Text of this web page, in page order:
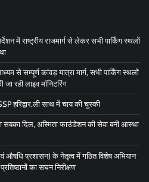
में राष्ट्रीय राजमार्ग से लेकर सभी पार्किंग स्थलों
से सम्पूर्ण कांवड़ यात्रा मार्ग, सभी पार्किंग स्थलों
रही लाइव मॉनिटरिंग
हरिद्वार,ली साथ में चाय की चुस्की
सबका दिल, अस्मिता फाउंडेशन की सेवा बनी आस्था
औषधि प्रशासन) के नेतृत्व में गठित विशेष अभियान
का सघन निरीक्षण